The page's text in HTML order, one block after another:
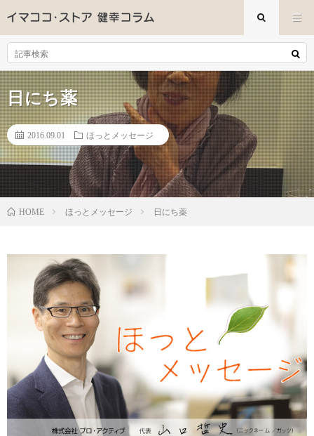
日にち薬
2016.09.01 ほっとメッセージ
HOME ほっとメッセージ 日にち薬